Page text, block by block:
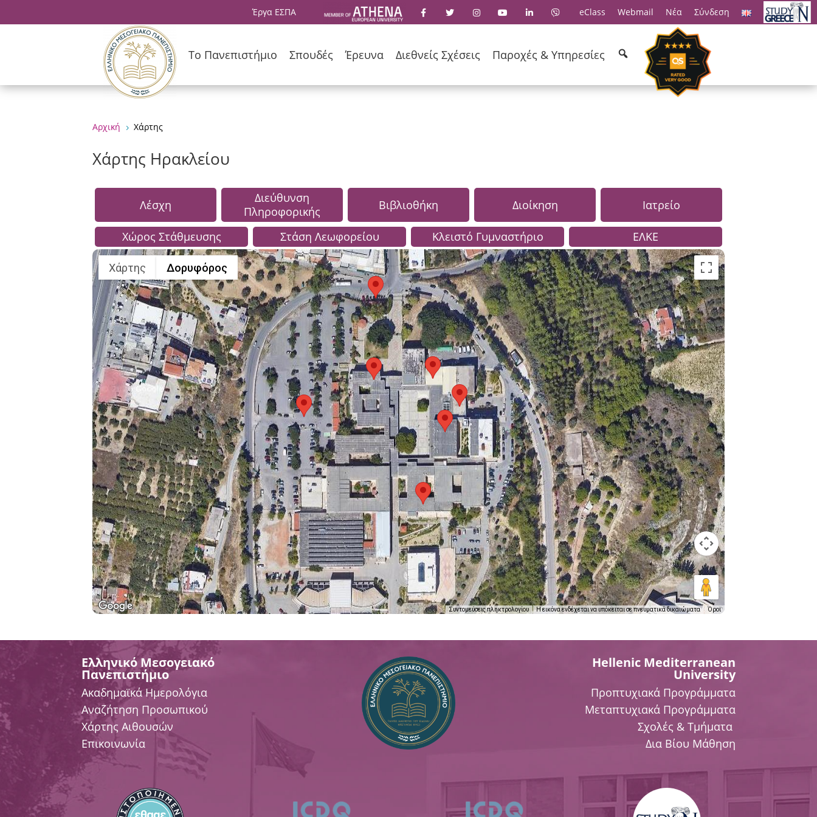
Έργα ΕΣΠΑ eClass Webmail Νέα Σύνδεση
Το Πανεπιστήμιο Σπουδές Έρευνα Διεθνείς Σχέσεις Παροχές & Υπηρεσίες
Αρχική 5 Χάρτης
Χάρτης Ηρακλείου
Λέσχη
Διεύθυνση
Πληροφορικής
Βιβλιοθήκη Διοίκηση Ιατρείο
Χώρος Στάθμευσης Στάση Λεωφορείου Κλειστό Γυμναστήριο ΕΛΚΕ
Χάρτης Δορυφόρος
Συντομεύσεις πληκτρολογίου Η εικόνα ενδέχεται να υπόκειται σε πνευματικά δικαιώματα Όροι
Ελληνικό Μεσογειακό
Πανεπιστήμιο
Ακαδημαϊκά Ημερολόγια
Αναζήτηση Προσωπικού
Χάρτης Αιθουσών
Επικοινωνία
Hellenic Mediterranean
University
Προπτυχιακά Προγράμματα
Μεταπτυχιακά Προγράμματα
Σχολές & Τμήματα
Δια Βίου Μάθηση